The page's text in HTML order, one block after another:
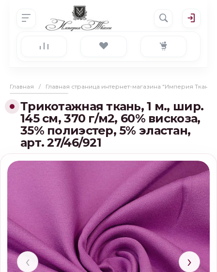
Главная / Главная страница интернет-магазина "Империя Ткани"
Трикотажная ткань, 1 м., шир.
145 см, 370 г/м2, 60% вискоза,
35% полиэстер, 5% эластан,
арт. 27/46/921
‹ ›